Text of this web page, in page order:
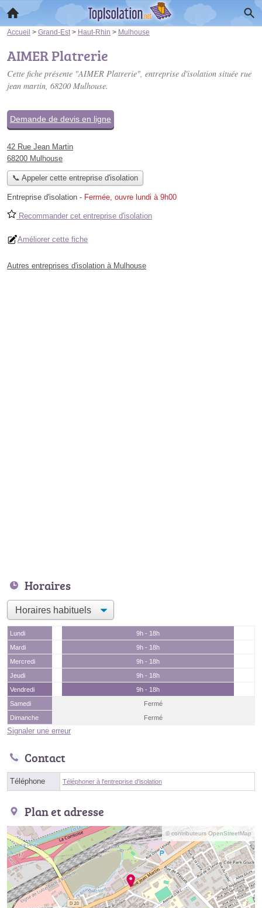
Accueil > Grand-Est > Haut-Rhin > Mulhouse
AIMER Platrerie
Cette fiche présente "AIMER Platrerie", entreprise d'isolation située rue
jean martin, 68200 Mulhouse.
Demande de devis en ligne
42 Rue Jean Martin
68200 Mulhouse
📞 Appeler cette entreprise d'isolation
Entreprise d'isolation - Fermée, ouvre lundi à 9h00
Recommander cet entreprise d'isolation
Améliorer cette fiche
Autres entreprises d'isolation à Mulhouse
Horaires
Lundi
9h - 18h
Mardi
9h - 18h
Mercredi
9h - 18h
Jeudi
9h - 18h
Vendredi
9h - 18h
Samedi
Fermé
Dimanche
Fermé
Signaler une erreur
Contact
Téléphone Téléphoner à l'entreprise d'isolation
Plan et adresse
© contributeurs OpenStreetMap